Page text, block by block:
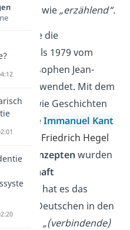
so viel wie„erzählend“.
wurde die
erstmals 1979 vom
Philosophen Jean-
verwendet. Mit dem
er,
wie Geschichten
wieImmanuel Kant
Wilhelm Friedrich Hegel
Konzepten wurden
Gesellschaft
hat es das
im Deutschen in den
als„(verbindende)